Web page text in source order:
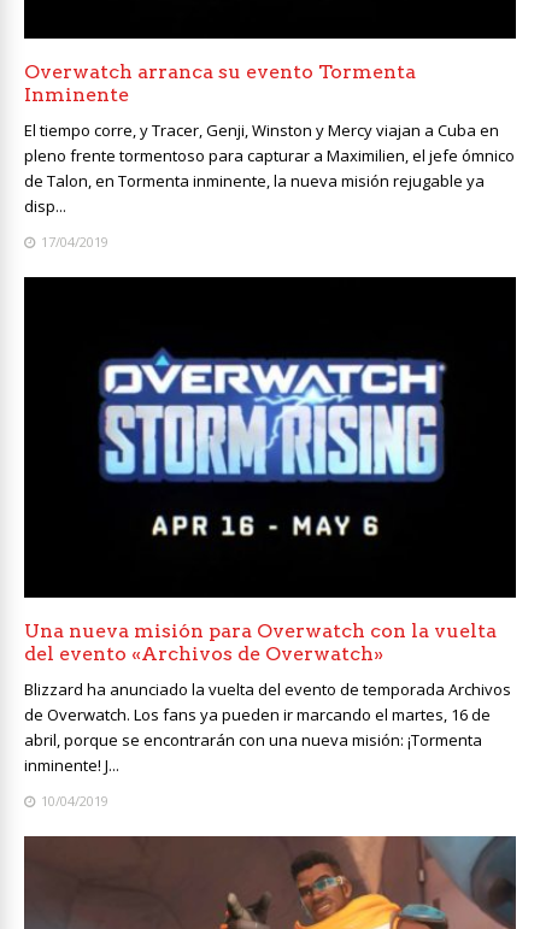
Overwatch arranca su evento Tormenta
Inminente
El tiempo corre, y Tracer, Genji, Winston y Mercy viajan a Cuba en
pleno frente tormentoso para capturar a Maximilien, el jefe ómnico
de Talon, en Tormenta inminente, la nueva misión rejugable ya
disp...
17/04/2019
Una nueva misión para Overwatch con la vuelta
del evento «Archivos de Overwatch»
Blizzard ha anunciado la vuelta del evento de temporada Archivos
de Overwatch. Los fans ya pueden ir marcando el martes, 16 de
abril, porque se encontrarán con una nueva misión: ¡Tormenta
inminente! J...
10/04/2019